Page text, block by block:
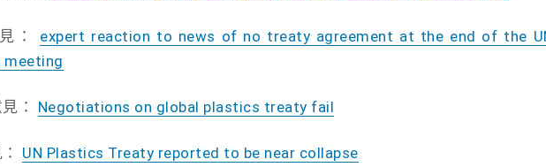
： expert reaction to news of no treaty agreement at the end of the
： Negotiations on global plastics treaty fail
UN Plastics Treaty reported to be near collapse